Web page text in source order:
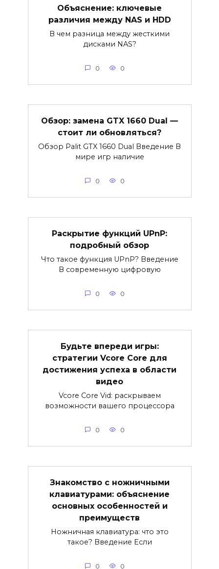
Объяснение: ключевые
различия между NAS и HDD
В чем разница между жесткими
дисками NAS?
0 0
Обзор: замена GTX 1660 Dual —
стоит ли обновляться?
Обзор Palit GTX 1660 Dual Введение В
мире игр наличие
0 0
Раскрытие функций UPnP:
подробный обзор
Что такое функция UPnP? Введение
В современную цифровую
0 0
Будьте впереди игры:
стратегии Vcore Core для
достижения успеха в области
видео
Vcore Core Vid: раскрываем
возможности вашего процессора
0 0
Знакомство с ножничными
клавиатурами: объяснение
основных особенностей и
преимуществ
Ножничная клавиатура: что это
такое? Введение Если
0 0